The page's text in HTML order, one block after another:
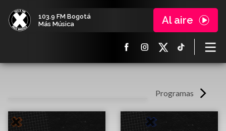
103.9 FM Bogotá
Más Música
Al aire
Programas